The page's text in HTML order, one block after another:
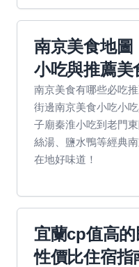
南京美食地圖
小吃與推薦美
南京美食有哪些必吃
街邊南京美食小吃小
子廟秦淮小吃到老門
絲湯、鹽水鴨等經典
在地好味道！
宜蘭cp值高
性價比住宿指